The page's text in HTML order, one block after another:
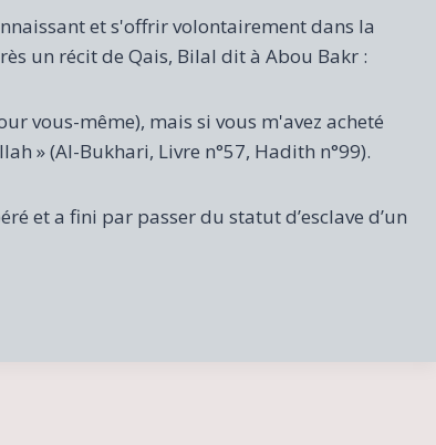
et s'offrir volontairement dans la
un récit de Qais, Bilal dit à Abou Bakr :
vous-même), mais si vous m'avez acheté
» (Al-Bukhari, Livre n°57, Hadith n°99).
et a fini par passer du statut d’esclave d’un